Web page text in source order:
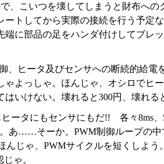
、こいつを壊してしまうと財布へ
トしてから実際の接続を行う予定
に部品の足をハンダ付けしてブレ
、ヒータ及びセンサへの断続的給電
よっしゃ。ほんじゃ、オシロでヒ
いけない。壊れると300円、壊れ
タにもセンサにもだ!! 各々8ms、
……そーか。PWM制御ループの中
んじゃ、PWMサイクルを短くしよ
ゃ。